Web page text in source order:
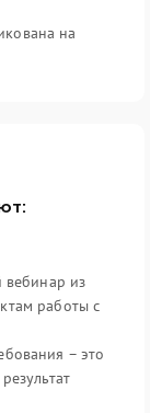
на
вебинар из
работы с
– это